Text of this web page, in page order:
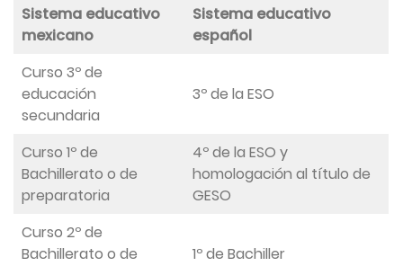
Sistema educativo
mexicano
Sistema educativo
español
Curso 3º de
educación
secundaria
3º de la ESO
Curso 1º de
Bachillerato o de
preparatoria
4º de la ESO y
homologación al título de
GESO
Curso 2º de
Bachillerato o de
1º de Bachiller